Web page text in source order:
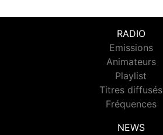
RADIO
Emissions
Animateurs
Playlist
Titres diffusés
Fréquences
NEWS